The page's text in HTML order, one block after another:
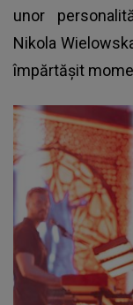
unor
Nikola
împărtășit